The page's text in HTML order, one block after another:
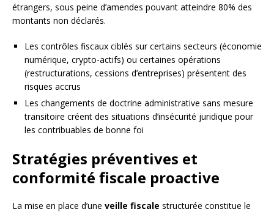
étrangers, sous peine d’amendes pouvant atteindre 80% des
montants non déclarés.
Les contrôles fiscaux ciblés sur certains secteurs (économie
numérique, crypto-actifs) ou certaines opérations
(restructurations, cessions d’entreprises) présentent des
risques accrus
Les changements de doctrine administrative sans mesure
transitoire créent des situations d’insécurité juridique pour
les contribuables de bonne foi
Stratégies préventives et
conformité fiscale proactive
La mise en place d’une veille fiscale structurée constitue le